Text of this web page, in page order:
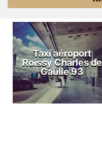
Taxi aéroport
Roissy Charles de
Gaulle 93